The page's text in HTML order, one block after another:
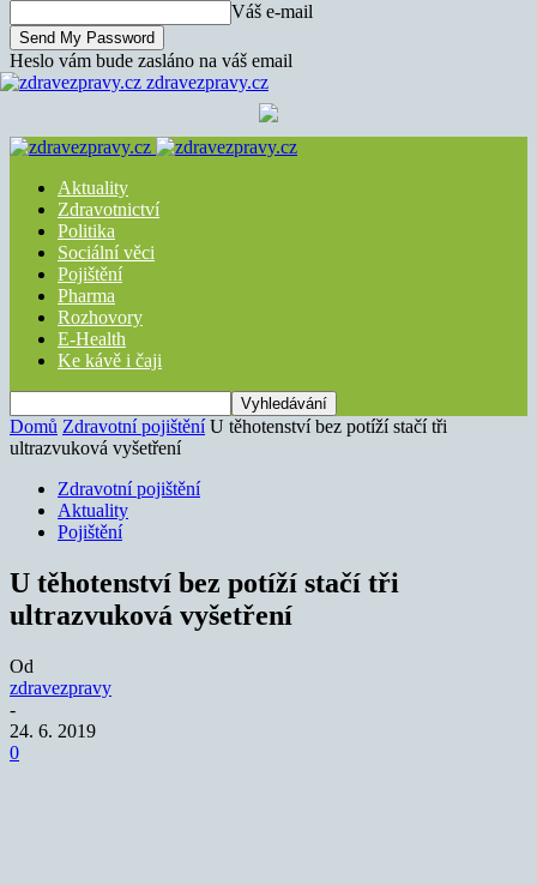
Váš e-mail
Heslo vám bude zasláno na váš email
zdravezpravy.cz
Aktuality
Zdravotnictví
Politika
Sociální věci
Pojištění
Pharma
Rozhovory
E-Health
Ke kávě i čaji
Domů Zdravotní pojištění U těhotenství bez potíží stačí tři
ultrazvuková vyšetření
Zdravotní pojištění
Aktuality
Pojištění
U těhotenství bez potíží stačí tři
ultrazvuková vyšetření
Od
zdravezpravy
-
24. 6. 2019
0